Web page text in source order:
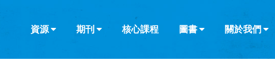
資源 期刊 核心課程 圖書 關於我們
查看全部
查看全部